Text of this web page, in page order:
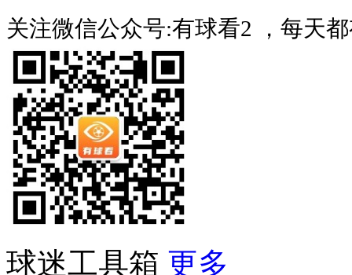
关注微信公众号:有球看2 ，每天
球迷工具箱 更多